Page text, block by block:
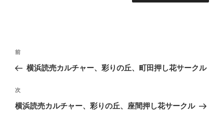
投
ナ
ビ
ゲ
前
の
稿
前
横浜読売カルチャー、彩りの丘、町田押し花サークル
次
の
次
横浜読売カルチャー、彩りの丘、座間押し花サークル